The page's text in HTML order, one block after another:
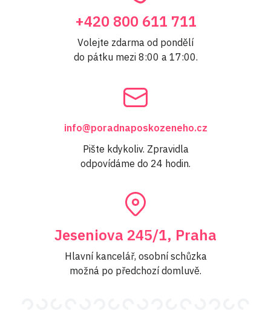
+420 800 611 711
Volejte zdarma od pondělí
do pátku mezi 8:00 a 17:00.
info@poradnaposkozeneho.cz
Pište kdykoliv. Zpravidla
odpovídáme do 24 hodin.
Jeseniova 245/1, Praha
Hlavní kancelář, osobní schůzka
možná po předchozí domluvě.